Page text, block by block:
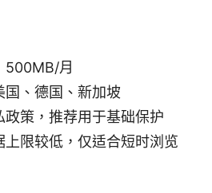
500MB/月
国、德国、新加坡
政策，推荐用于基础保护
上限较低，仅适合短时浏览